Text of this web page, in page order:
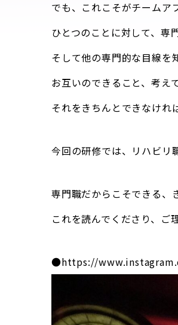
でも、これこそがチームア
ひとつのことに対して、専
そして他の専門的な目線を
お互いのできること、考え
それをきちんとできなけれ
今回の研修では、リハビリ
専門職だからこそできる、
これを読んでくださり、ご
●https://